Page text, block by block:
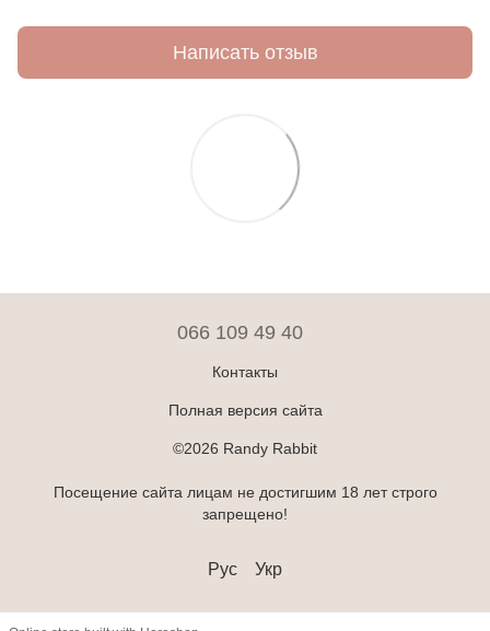
Написать отзыв
066 109 49 40
Контакты
Полная версия сайта
©2026 Randy Rabbit
Посещение сайта лицам не достигшим 18 лет строго
запрещено!
Рус Укр